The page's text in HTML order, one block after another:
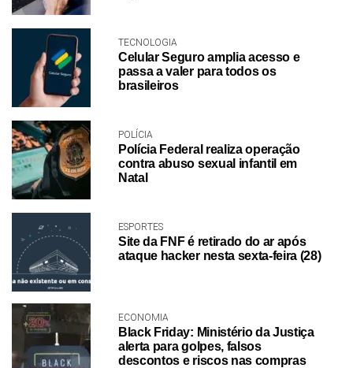
TECNOLOGIA
Celular Seguro amplia acesso e
passa a valer para todos os
brasileiros
POLÍCIA
Polícia Federal realiza operação
contra abuso sexual infantil em
Natal
ESPORTES
Site da FNF é retirado do ar após
ataque hacker nesta sexta-feira (28)
ECONOMIA
Black Friday: Ministério da Justiça
alerta para golpes, falsos
descontos e riscos nas compras